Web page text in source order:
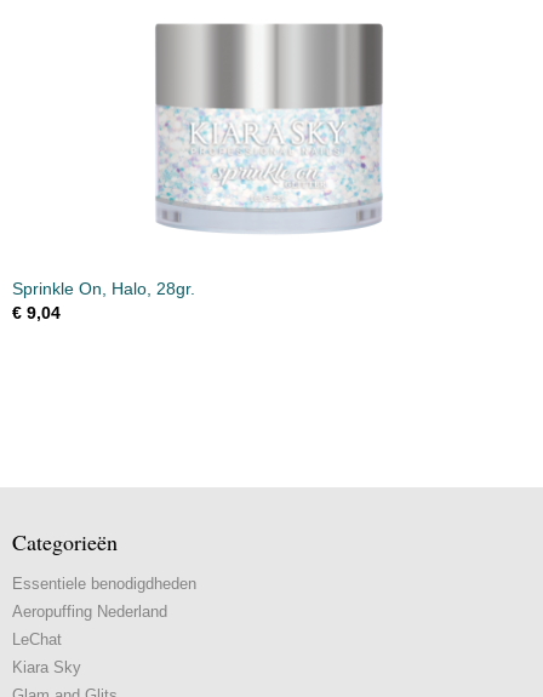
Sprinkle On, Halo, 28gr.
€ 9,04
Categorieën
Essentiele benodigdheden
Aeropuffing Nederland
LeChat
Kiara Sky